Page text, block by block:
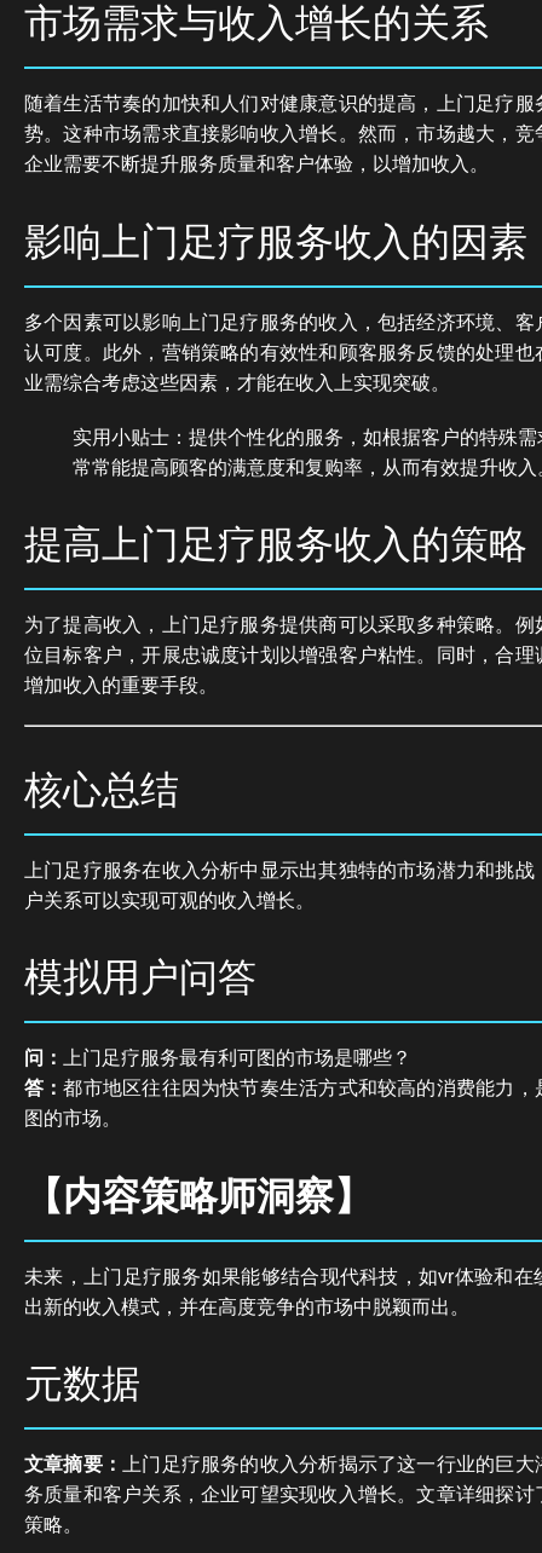
市场需求与收入增长的关系
随着生活节奏的加快和人们对健康意识的提高，上门足疗
势。这种市场需求直接影响收入增长。然而，市场越大，
企业需要不断提升服务质量和客户体验，以增加收入。
影响上门足疗服务收入的因素
多个因素可以影响上门足疗服务的收入，包括经济环境、
认可度。此外，营销策略的有效性和顾客服务反馈的处理
业需综合考虑这些因素，才能在收入上实现突破。
实用小贴士：提供个性化的服务，如根据客户的特殊
常常能提高顾客的满意度和复购率，从而有效提升收入
提高上门足疗服务收入的策略
为了提高收入，上门足疗服务提供商可以采取多种策略。
位目标客户，开展忠诚度计划以增强客户粘性。同时，合
增加收入的重要手段。
核心总结
上门足疗服务在收入分析中显示出其独特的市场潜力和挑
户关系可以实现可观的收入增长。
模拟用户问答
问：
上门足疗服务最有利可图的市场是哪些？
答：都市地区往往因为快节奏生活方式和较高的消费能力
图的市场。
【内容策略师洞察】
未来，上门足疗服务如果能够结合现代科技，如vr体验和在
出新的收入模式，并在高度竞争的市场中脱颖而出。
元数据
文章摘要：上门足疗服务的收入分析揭示了这一行业的巨
务质量和客户关系，企业可望实现收入增长。文章详细探
策略。